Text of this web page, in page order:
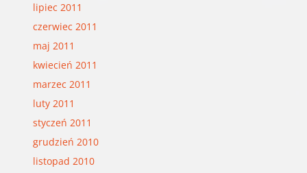
lipiec 2011
czerwiec 2011
maj 2011
kwiecień 2011
marzec 2011
luty 2011
styczeń 2011
grudzień 2010
listopad 2010